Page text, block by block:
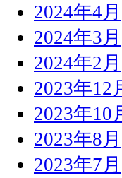
2024年4月
2024年3月
2024年2月
2023年12
2023年10
2023年8月
2023年7月